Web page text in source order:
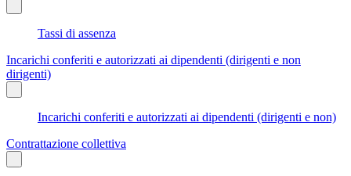
Tassi di assenza
Incarichi conferiti e autorizzati ai dipendenti (dirigenti e non
dirigenti)
Incarichi conferiti e autorizzati ai dipendenti (dirigenti e non)
Contrattazione collettiva